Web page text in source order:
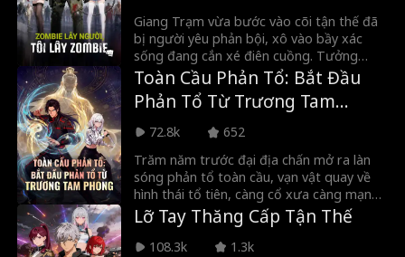
cô bắt đầu hành trình báo thù...
Giang Trạm vừa bước vào cõi tận thế đã
bị người yêu phản bội, xô vào bầy xác
sống đang cắn xé điên cuồng. Tưởng
chừng bỏ mạng, anh lại thức tỉnh năng
lực dị thường: bất cứ con nào cắn anh
đều bị khống chế. Khi người khác kinh
hoàng trốn chạy, anh lại chủ động lao
vào, để chúng cắn mà thu phục. Từng bầy
xác sống quy thuận, thế lực không ngừng
bành trướng. Đến khi cả thế giới xác sống
đều cúi đầu, Giang Trạm mới nhận ra
mình đã trở thành kẻ thống trị ngày tận
thế.
Toàn Cầu Phản Tổ: Bắt Đầu
Phản Tổ Từ Trương Tam
Phong
72.8k
652
Trăm năm trước đại địa chấn mở ra làn
sóng phản tổ toàn cầu, vạn vật quay về
hình thái tổ tiên, càng cổ xưa càng mạnh.
Ta có thể chủ động chọn phản tổ, từ
Trương Tam Phong đến các cấp cao hơn,
trải qua nhiều lần tiến hóa, cuối cùng đạt
Lỡ Tay Thăng Cấp Tận Thế
108.3k
1.3k